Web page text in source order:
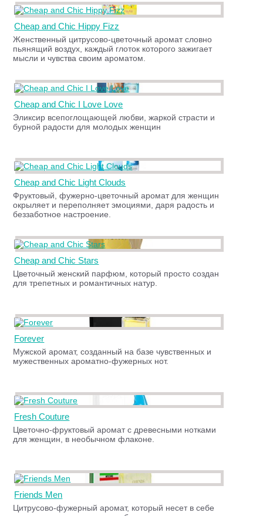
Cheap and Chic Hippy Fizz
Женственный цитрусово-цветочный аромат словно
пьянящий воздух, каждый глоток которого зажигает
мысли и чувства своим ароматом.
Cheap and Chic I Love Love
Эликсир всепоглощающей любви, жаркой страсти и
бурной радости для молодых женщин
Cheap and Chic Light Clouds
Фруктовый, фужерно-цветочный аромат для женщин
окрыляет и переполняет эмоциями, даря радость и
беззаботное настроение.
Cheap and Chic Stars
Цветочный женский парфюм, который просто создан
для трепетных и романтичных натур.
Forever
Мужской аромат, созданный на базе чувственных и
мужественных ароматно-фужерных нот.
Fresh Couture
Цветочно-фруктовый аромат с древесными нотками
для женщин, в необычном флаконе.
Friends Men
Цитрусово-фужерный аромат, который несет в себе